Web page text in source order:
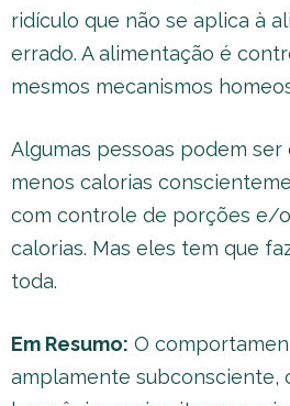
ridículo que não se aplica à
errado. A alimentação é
mesmos mecanismos
Algumas pessoas podem
menos calorias
com controle de porções e/
calorias. Mas eles tem que
toda.
Em Resumo: O
amplamente subconsciente,